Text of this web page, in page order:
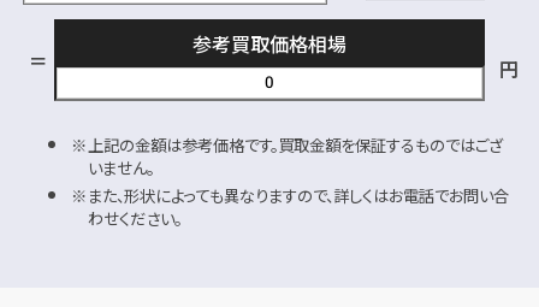
参考買取価格相場
円
上記の金額は参考価格です。買取金額を保証するものではござ
いません。
また、形状によっても異なりますので、詳しくはお電話でお問い合
わせください。